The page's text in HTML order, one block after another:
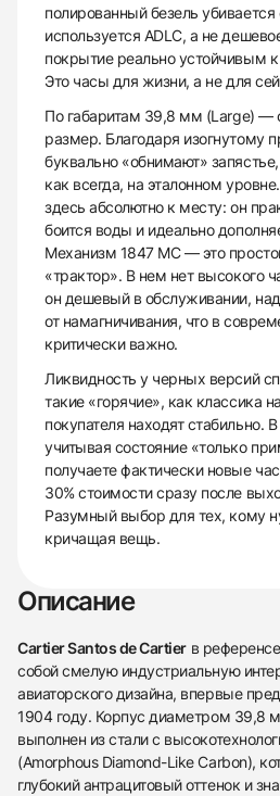
полированный безель
используется ADLC, а не
покрытие реально устойчивым
Это часы для жизни, а не для
По габаритам 39,8 мм (Large) —
размер. Благодаря изогнутому
буквально «обнимают»
как всегда, на эталонном
здесь абсолютно к месту: он
боится воды и идеально
Механизм 1847 MC — это
«трактор». В нем нет высокого
он дешевый в обслуживании,
от намагничивания, что в
критически важно.
Ликвидность у черных версий
такие «горячие», как классика
покупателя находят стабильно.
учитывая состояние «только
получаете фактически новые
30% стоимости сразу после
Разумный выбор для тех, кому
кричащая вещь.
Описание
Cartier Santos de Cartier в
собой смелую индустриальную
авиаторского дизайна, впервые
1904 году. Корпус диаметром 39,8
выполнен из стали с
(Amorphous Diamond-Like Carbon),
глубокий антрацитовый оттенок и